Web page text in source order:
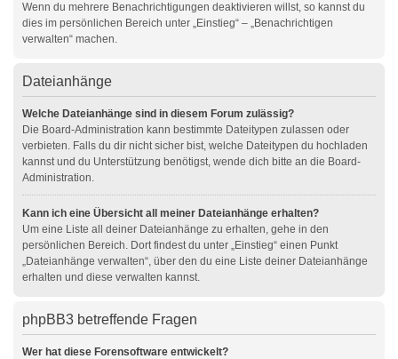
Wenn du mehrere Benachrichtigungen deaktivieren willst, so kannst du
dies im persönlichen Bereich unter „Einstieg“ – „Benachrichtigen
verwalten“ machen.
Dateianhänge
Welche Dateianhänge sind in diesem Forum zulässig?
Die Board-Administration kann bestimmte Dateitypen zulassen oder
verbieten. Falls du dir nicht sicher bist, welche Dateitypen du hochladen
kannst und du Unterstützung benötigst, wende dich bitte an die Board-
Administration.
Kann ich eine Übersicht all meiner Dateianhänge erhalten?
Um eine Liste all deiner Dateianhänge zu erhalten, gehe in den
persönlichen Bereich. Dort findest du unter „Einstieg“ einen Punkt
„Dateianhänge verwalten“, über den du eine Liste deiner Dateianhänge
erhalten und diese verwalten kannst.
phpBB3 betreffende Fragen
Wer hat diese Forensoftware entwickelt?